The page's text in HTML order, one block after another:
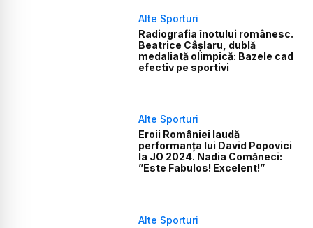
Alte Sporturi
Radiografia înotului românesc.
Beatrice Câșlaru, dublă
medaliată olimpică: Bazele cad
efectiv pe sportivi
Alte Sporturi
Eroii României laudă
performanța lui David Popovici
la JO 2024. Nadia Comăneci:
”Este Fabulos! Excelent!”
Alte Sporturi